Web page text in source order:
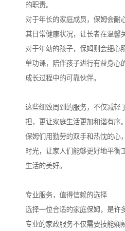
的职责。
对于年长的家庭成员，保姆会耐
其日常健康状况，让长者在温馨
对于年幼的孩子，保姆则会细心
单功课，陪伴孩子进行有益身心
成长过程中的可靠伙伴。
这些细致周到的服务，不仅减轻
担，更让家庭生活更加和谐有序。
保姆们用勤劳的双手和热忱的心
时光，让家人们能够更好地平衡
生活的美好。
专业服务，值得信赖的选择
选择一位合适的家庭保姆，是许
专业的家政服务不仅需要技能娴